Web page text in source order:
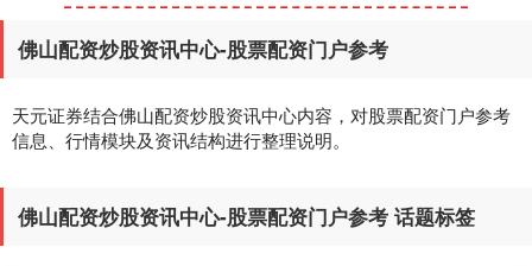
佛山配资炒股资讯中心-股票配资门户参考
天元证券结合佛山配资炒股资讯中心内容，对股票配资门户参考
信息、行情模块及资讯结构进行整理说明。
佛山配资炒股资讯中心-股票配资门户参考 话题标签